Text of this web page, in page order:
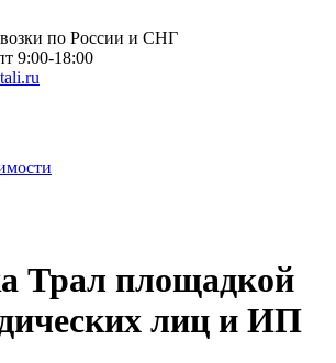
по России и СНГ
9:00-18:00
Трал площадкой
лиц и ИП